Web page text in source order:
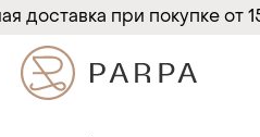
доставка при покупке от